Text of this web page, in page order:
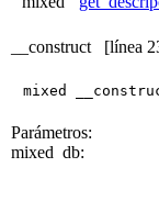
__construct [línea
mixed
Parámetros:
mixed db: